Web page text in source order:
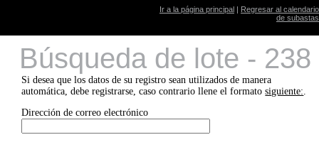
Ir a la página principal | Regresar al calendario
de subastas
Búsqueda de lote - 238
Si desea que los datos de su registro sean utilizados de manera
automática, debe registrarse, caso contrario llene el formatosiguiente:.
Dirección de correo electrónico